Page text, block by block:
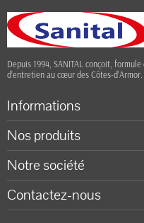
Depuis 1994, SANITAL conçoit,
d’entretien au cœur des Côtes-d’Armor.
Informations
Nos produits
Notre société
Contactez-nous